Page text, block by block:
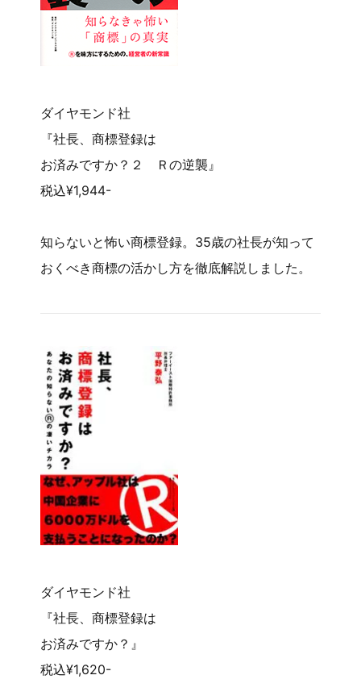
ダイヤモンド社
『社長、商標登録は
お済みですか？２ Ｒの逆襲』
税込¥1,944-
知らないと怖い商標登録。35歳の社長が知って
おくべき商標の活かし方を徹底解説しました。
ダイヤモンド社
『社長、商標登録は
お済みですか？』
税込¥1,620-